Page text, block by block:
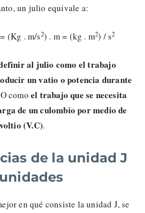
un julio equivale a:
(Kg . m/s2) . m = (kg . m2) / s2
al julio como el trabajo
un vatio o potencia durante
comoel trabajo que se necesita
de un culombio por medio de
(V.C).
de la unidad J
en qué consiste la unidad J, se